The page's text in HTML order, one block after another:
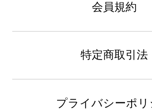
会員規約
特定商取引法
プライバシーポリ